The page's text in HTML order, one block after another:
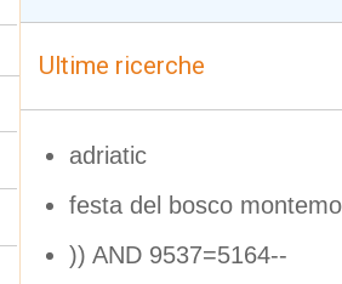
Ultime ricerche
adriatic
festa del bosco
)) AND 9537=5164--